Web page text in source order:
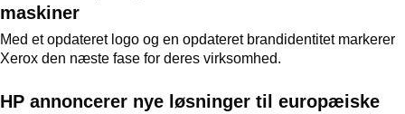
maskiner
Med et opdateret logo og en opdateret brandidentitet markerer
Xerox den næste fase for deres virksomhed.
HP annoncerer nye løsninger til europæiske